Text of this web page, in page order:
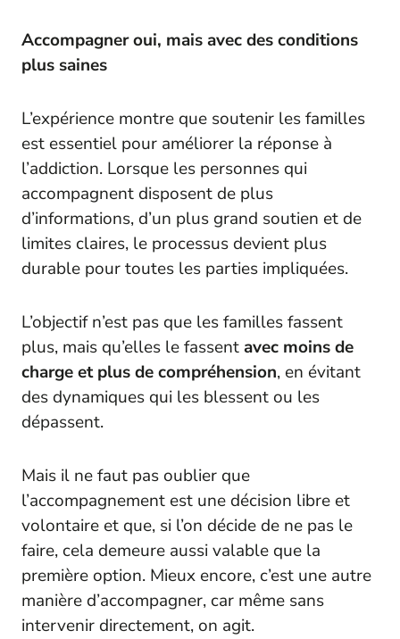
Accompagner oui, mais avec des conditions
plus saines
L’expérience montre que soutenir les familles
est essentiel pour améliorer la réponse à
l’addiction. Lorsque les personnes qui
accompagnent disposent de plus
d’informations, d’un plus grand soutien et de
limites claires, le processus devient plus
durable pour toutes les parties impliquées.
L’objectif n’est pas que les familles fassent
plus, mais qu’elles le fassentavec moins de
charge et plus de compréhension, en évitant
des dynamiques qui les blessent ou les
dépassent.
Mais il ne faut pas oublier que
l’accompagnement est une décision libre et
volontaire et que, si l’on décide de ne pas le
faire, cela demeure aussi valable que la
première option. Mieux encore, c’est une autre
manière d’accompagner, car même sans
intervenir directement, on agit.